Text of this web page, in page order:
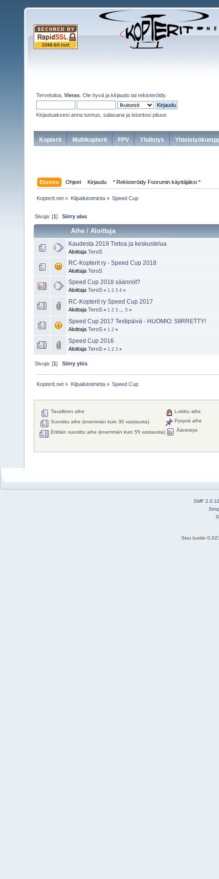
Tervetuloa, Vieras . Ole hyvä ja kirjaudu tai rekisteröidy.
Kirjautuaksesi anna tunnus, salasana ja istuntosi pituus
Kopterit Multikopterit FPV Yhdistys
Etusivu Ohjeet Kirjaudu * Rekisteröidy Foorumin käyttäjäksi *
Kopterit.net » Kilpailutoiminta» Speed Cup
Sivuja: [1]Siirry alas
Aihe /Aloittaja
Kaudesta 2019 Tietoa ja keskustelua
Aloittaja TeroS
RC-Kopterit ry - Speed Cup 2018
Aloittaja TeroS
Speed Cup 2018 säännöt?
Aloittaja TeroS « 1 2 3 4 »
RC-Kopterit ry Speed Cup 2017
Aloittaja TeroS « 1 2 3 5 »
Speed Cup 2017 Testipäivä - HUOMIO: SIIRRETTY!
Aloittaja TeroS « 1 2 »
Speed Cup 2016
Aloittaja TeroS « 1 2 3 »
Sivuja: [1]Siirry ylös
Kopterit.net » Kilpailutoiminta» Speed Cup
Tavallinen aihe
Suosittu aihe (enemmän kuin 30 vastausta)
Erittäin suosittu aihe (enemmän kuin 55 vastausta)
Lukittu aihe
Pysyvä aihe
Äänestys
SMF
Sivu luotiin